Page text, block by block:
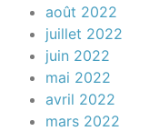
août 2022
juillet 2022
juin 2022
mai 2022
avril 2022
mars 2022